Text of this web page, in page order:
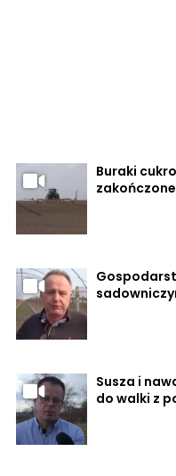
Buraki
zakończone
Susza i
do walki z